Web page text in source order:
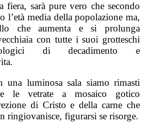
fiera, sarà pure vero che secondo
l’età media della popolazione ma,
che aumenta e si prolunga
con tutte i suoi grotteschi
di decadimento e
una luminosa sala siamo rimasti
le vetrate a mosaico gotico
di Cristo e della carne che
ringiovanisce, figurarsi se risorge.